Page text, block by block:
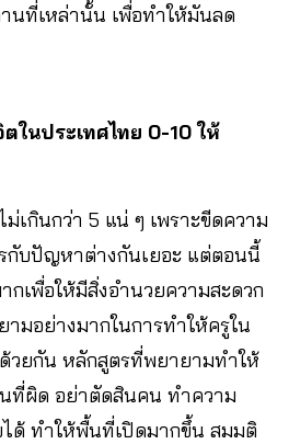
นที่เหล่านั้น เพื่อทำให้มันลด
นประเทศไทย 0-10 ให้
เกินกว่า 5 แน่ ๆ เพราะขีดความ
กับปัญหาต่างกันเยอะ แต่ตอนนี้
กเพื่อให้มีสิ่งอำนวยความสะดวก
ามอย่างมากในการทำให้ครูใน
ด้วยกัน หลักสูตรที่พยายามทำให้
ที่ผิด อย่าตัดสินคน ทำความ
ได้ ทำให้พื้นที่เปิดมากขึ้น สมมติ